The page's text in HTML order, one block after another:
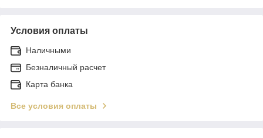
Условия оплаты
Наличными
Безналичный расчет
Карта банка
Все условия оплаты